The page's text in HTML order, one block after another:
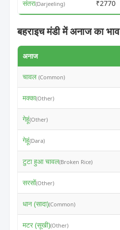
संतरा(Darjeeling) ₹2770
बहराइच मंडी में अनाज का भाव
अनाज
चावल (Common)
मक्का(Other)
गेहूं(Other)
गेहूं(Dara)
टुटा हुआ चावल(Broken Rice)
सरसों(Other)
धान (सादा)(Common)
मटर (सूखी)(Other)